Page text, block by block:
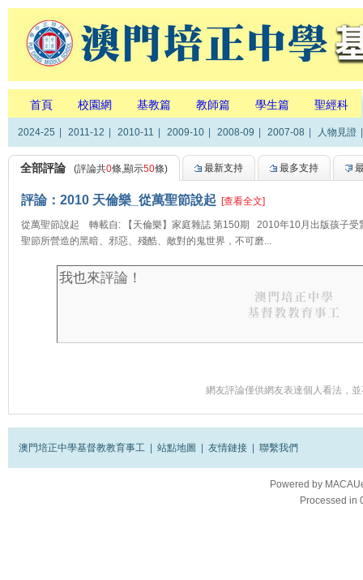
首頁 校園網 基教篇 教師篇 學生篇 聖經科
2024-25 2011-12 2010-11 2009-10 2008-09 2007-08 人物見證
全部評論 (評論共0條,顯示50條) 最新支持 最多支持
評論：2010 天倫樂_從萬聖節說起 [查看全文]
從萬聖節說起 轉載自: 【天倫樂】家庭雜誌 第150期 2010年10月出版孩子
聖節所營造的黑暗、邪惡、殘酷、敵對的鬼世界，不可磨...
網友評論僅供網友表達個人看法，
澳門培正中學基督教教育事工 站點地圖 友情鏈接 聯繫我們
Powered by
Processed in